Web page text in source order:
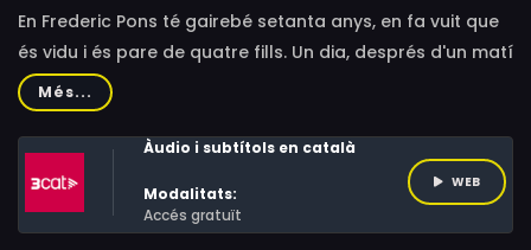
En Frederic Pons té gairebé setanta anys, en fa vuit que
és vidu i és pare de quatre fills. Un dia, després d'un matí
agitat a la seva empresa, pateix un infart que es
complica amb una embòlia. Quan els seus fills es
preocupen pel tema de l'herència, en Frederic es revifa
de sobte. El gendre, que és metge, proposa contractar
la Quia, una fisioterapeuta brasilera de vora cinquanta
anys, perquè cuidi d'en Frederic.
Més...
Àudio i subtítols en català
Modalitats:
Accés gratuït
WEB